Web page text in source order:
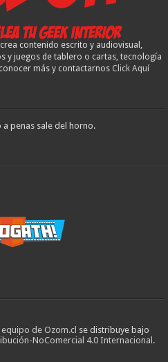
contenido escrito y audiovisual,
y juegos de tablero o cartas, tecnología
más y contactarnos Click Aquí
a penas sale del horno.
equipo de Ozom.cl se distribuye bajo
NoComercial 4.0 Internacional .